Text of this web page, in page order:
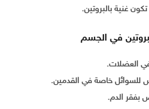
غنية بالبروتين.
في الجسم
العضلات.
للسوائل خاصة في القدمين.
بفقر الدم.